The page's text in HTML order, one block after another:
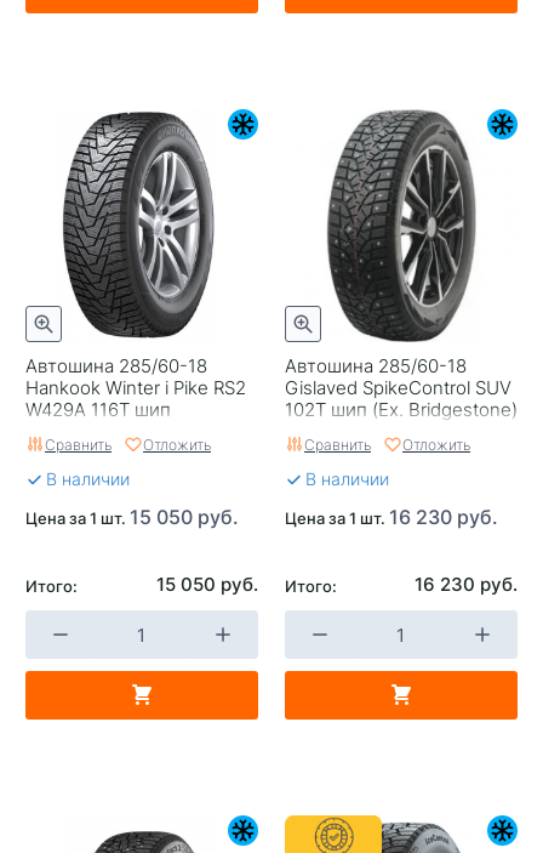
Автошина 285/60-18
Hankook Winter i Pike RS2
W429A 116T шип
Сравнить Отложить
В наличии
Цена за 1 шт. 15 050 руб.
Итого: 15 050 руб.
Автошина 285/60-18
Gislaved SpikeControl SUV
102T шип (Ex. Bridgestone)
Сравнить Отложить
В наличии
Цена за 1 шт. 16 230 руб.
Итого: 16 230 руб.